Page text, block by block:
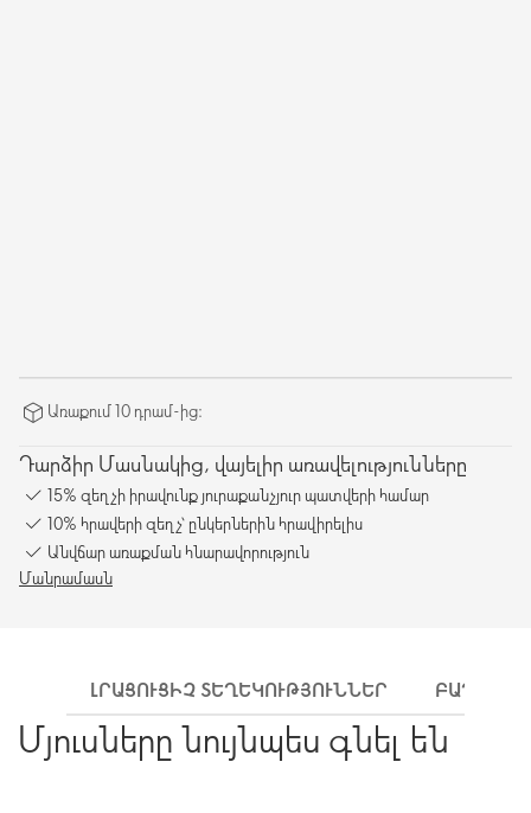
Առաքում 10 դրամ-ից։
Դարձիր Մասնակից, վայելիր առավելությունները
15% զեղչի իրավունք յուրաքանչյուր պատվերի համար
10% հրավերի զեղչ՝ ընկերներին հրավիրելիս
Անվճար առաքման հնարավորություն
Մանրամասն
ԼՐԱՑՈՒՑԻՉ ՏԵՂԵԿՈՒԹՅՈՒՆՆԵՐ
Մյուսները նույնպես գնել են